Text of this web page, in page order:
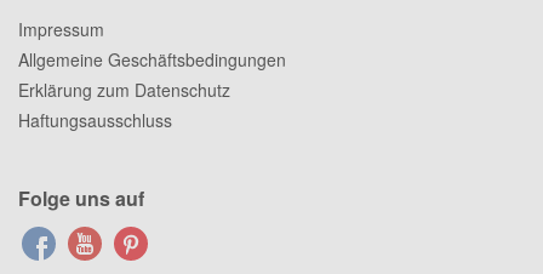
Impressum
Allgemeine Geschäftsbedingungen
Erklärung zum Datenschutz
Haftungsausschluss
Folge uns auf